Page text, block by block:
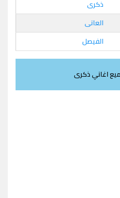
ذكرى
العانى
الفيصل
اغاني ذكرى